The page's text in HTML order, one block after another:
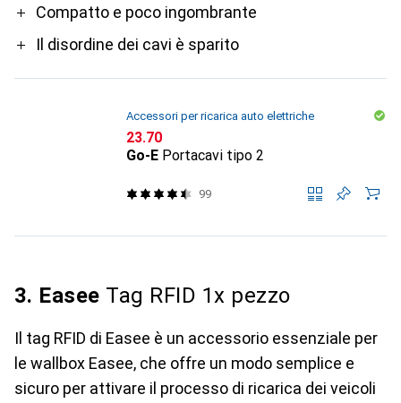
Compatto e poco ingombrante
Il disordine dei cavi è sparito
Accessori per ricarica auto elettriche
CHF
23.70
Go-E Portacavi tipo 2
99
3. Easee Tag RFID 1x pezzo
Il tag RFID di Easee è un accessorio essenziale per
le wallbox Easee, che offre un modo semplice e
sicuro per attivare il processo di ricarica dei veicoli